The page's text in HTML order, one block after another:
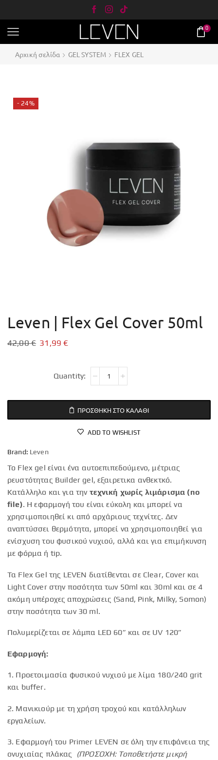
0
Αρχική σελίδα GEL SYSTEM FLEX GEL
- 24%
Leven | Flex Gel Cover 50ml
42,00€ 31,99€
ΠΡΟΣΘΉΚΗ ΣΤΟ ΚΑΛΆΘΙ
ADD TO WISHLIST
Brand: Leven
Το Flex gel είναι ένα αυτοεπιπεδούμενο, μέτριας
ρευστότητας Builder gel, εξαιρετικα ανθεκτκό.
Κατάλληλο και για την τεχνική χωρίς λιμάρισμα (no
file). Η εφαρμογή του είναι εύκολη και μπορεί να
χρησιμοποιηθεί κι από αρχάριους τεχνίτες. Δεν
αναπτύσσει θερμότητα, μπορεί να χρησιμοποιηθεί για
ενίσχυση του φυσικού νυχιού, αλλά και για επιμήκυνση
με φόρμα ή tip.
Τα Flex Gel της LEVEN διατίθενται σε Clear, Cover και
Light Cover στην ποσότητα των 50ml και 30ml και σε 4
ακόμη υπέροχες αποχρώσεις (Sand, Pink, Milky, Somon)
στην ποσότητα των 30 ml.
Πολυμερίζεται σε λάμπα LED 60” και σε UV 120”
Εφαρμογή:
1. Προετοιμασία φυσικού νυχιού με λίμα 180/240 grit
και buffer.
2. Μανικιούρ με τη χρήση τροχού και κατάλληλων
εργαλείων.
3. Εφαρμογή του Primer LEVEN σε όλη την επιφάνεια της
ονυχιαίας πλάκας
(ΠΡΟΣΟΧΗ: Τοποθετήστε μικρή